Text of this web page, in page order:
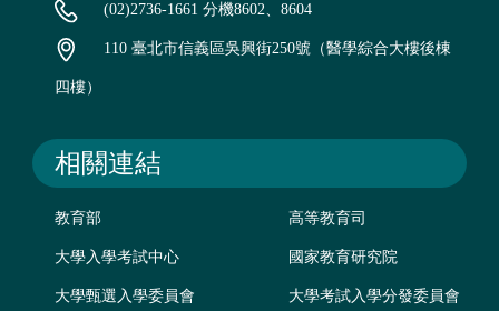
(02)2736-1661 分機8602、8604
110 臺北市信義區吳興街250號（醫學綜合大樓後棟
四樓）
相關連結
教育部 高等教育司
大學入學考試中心 國家教育研究院
大學甄選入學委員會 大學考試入學分發委員會